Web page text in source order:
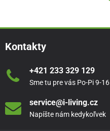
Kontakty
+421 233 329 129
Sme tu pre vás Po-Pi 9-16
service@i-living.cz
Napíšte nám kedykoľvek